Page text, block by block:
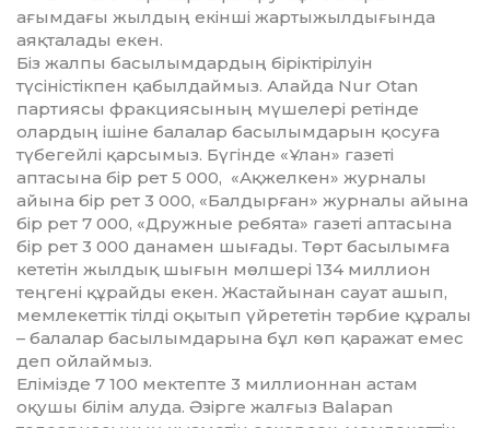
ағымдағы жылдың екінші жартыжылдығында
аяқталады екен.
Біз жалпы басылымдардың біріктірілуін
түсіністікпен қабылдаймыз. Алайда Nur Otan
партиясы фракциясының мүшелері ретінде
олардың ішіне балалар басылымдарын қосуға
түбегейлі қарсымыз. Бүгінде «Ұлан» газеті
аптасына бір рет 5 000, «Ақжелкен» журналы
айына бір рет 3 000, «Балдырған» журналы айына
бір рет 7 000, «Дружные ребята» газеті аптасына
бір рет 3 000 данамен шығады. Төрт басылымға
кететін жылдық шығын мөлшері 134 миллион
теңгені құрайды екен. Жастайынан сауат ашып,
мемлекеттік тілді оқытып үйрететін тәрбие құралы
– балалар басылымдарына бұл көп қаражат емес
деп ойлаймыз.
Елімізде 7 100 мектепте 3 миллионнан астам
оқушы білім алуда. Әзірге жалғыз Balapan